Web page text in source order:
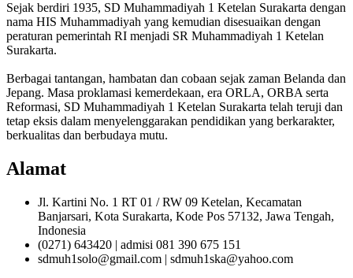
Sejak berdiri 1935, SD Muhammadiyah 1 Ketelan Surakarta dengan
nama HIS Muhammadiyah yang kemudian disesuaikan dengan
peraturan pemerintah RI menjadi SR Muhammadiyah 1 Ketelan
Surakarta.
Berbagai tantangan, hambatan dan cobaan sejak zaman Belanda dan
Jepang. Masa proklamasi kemerdekaan, era ORLA, ORBA serta
Reformasi, SD Muhammadiyah 1 Ketelan Surakarta telah teruji dan
tetap eksis dalam menyelenggarakan pendidikan yang berkarakter,
berkualitas dan berbudaya mutu.
Alamat
Jl. Kartini No. 1 RT 01 / RW 09 Ketelan, Kecamatan
Banjarsari, Kota Surakarta, Kode Pos 57132, Jawa Tengah,
Indonesia
(0271) 643420 | admisi 081 390 675 151
sdmuh1solo@gmail.com | sdmuh1ska@yahoo.com